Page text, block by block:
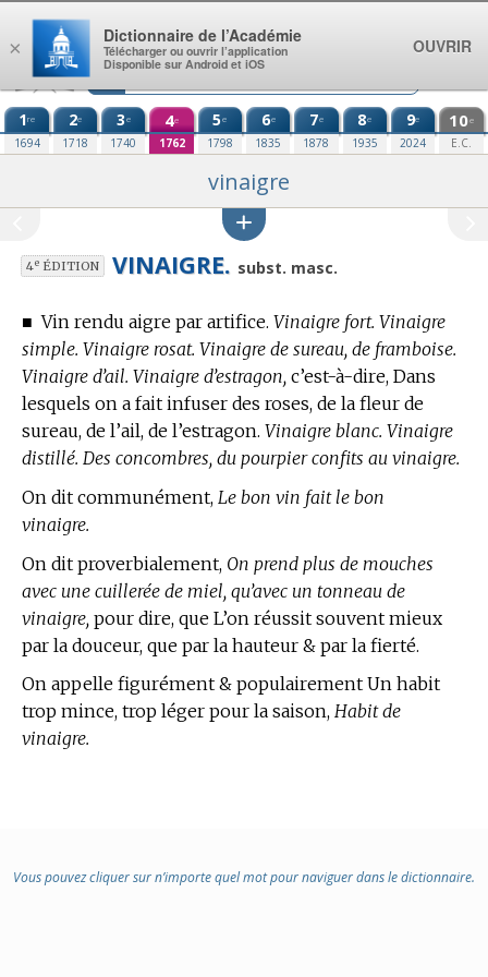
Aller au contenu
1re
1694
2e
1718
3e
1740
4e
1762
5e
1798
6e
1835
7e
1878
8e
1935
9e
2024
10e
E.C.
vinaigre
4eÉDITION VINAIGRE. subst. masc.
■Vin rendu aigre par artifice. Vinaigre fort. Vinaigre
simple. Vinaigre rosat. Vinaigre de sureau, de framboise.
Vinaigre d’ail. Vinaigre d’estragon, c’est-à-dire, Dans
lesquels on a fait infuser des roses, de la fleur de
sureau, de l’ail, de l’estragon. Vinaigre blanc. Vinaigre
distillé. Des concombres, du pourpier confits au vinaigre.
On dit communément, Le bon vin fait le bon
vinaigre.
On dit proverbialement, On prend plus de mouches
avec une cuillerée de miel, qu’avec un tonneau de
vinaigre, pour dire, que L’on réussit souvent mieux
par la douceur, que par la hauteur & par la fierté.
On appelle figurément & populairement Un habit
trop mince, trop léger pour la saison, Habit de
vinaigre.
Vous pouvez cliquer sur n’importe quel mot pour naviguer dans le dictionnaire.
×
Dictionnaire de l’Académie
Télécharger ou ouvrir l’application
Disponible sur Android et iOS
OUVRIR